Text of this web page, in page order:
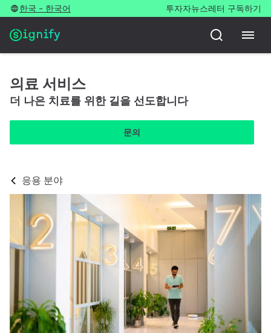
한국 - 한국어 투자자뉴스레터 구독하기
의료 서비스
더 나은 치료를 위한 길을 선도합니다
문의
응용 분야